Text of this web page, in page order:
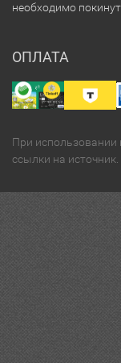
необходимо
ОПЛАТА
При использовании
ссылки на источник.